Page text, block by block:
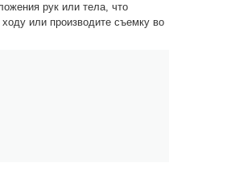
рук или тела, что
или производите съемку во